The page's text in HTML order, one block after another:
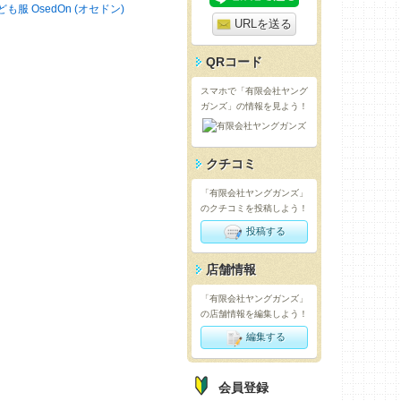
も服 OsedOn (オセドン)
URLを送る
QRコード
スマホで「有限会社ヤング
ガンズ」の情報を見よう！
クチコミ
「有限会社ヤングガンズ」
のクチコミを投稿しよう！
投稿する
店舗情報
「有限会社ヤングガンズ」
の店舗情報を編集しよう！
編集する
会員登録